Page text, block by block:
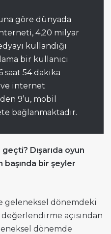
göre dünyada
4,20 milyar
kullandığı
bir kullanıcı
54 dakika
internet
9’u, mobil
bağlanmaktadır.
Dışarıda oyun
başında bir şeyler
geleneksel dönemdeki
açısından
dönemde